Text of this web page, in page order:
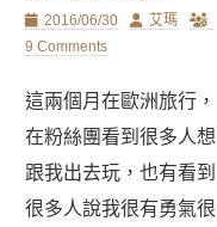
Posted
on
2016/06/30 Author
艾瑪
9 Comments
這兩個月在歐洲旅行，
在粉絲團看到很多人想
跟我出去玩，也有看到
很多人說我很有勇氣很